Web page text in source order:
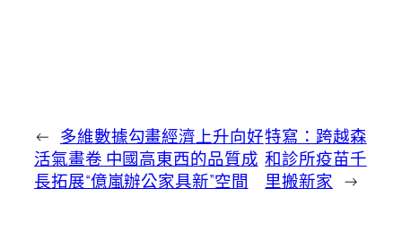
← 多維數據勾畫經濟上升向好
活氣畫卷 中國高東西的品質成
長拓展“億嵐辦公家具新”空間
特寫：跨越森
和診所疫苗千
里搬新家 →